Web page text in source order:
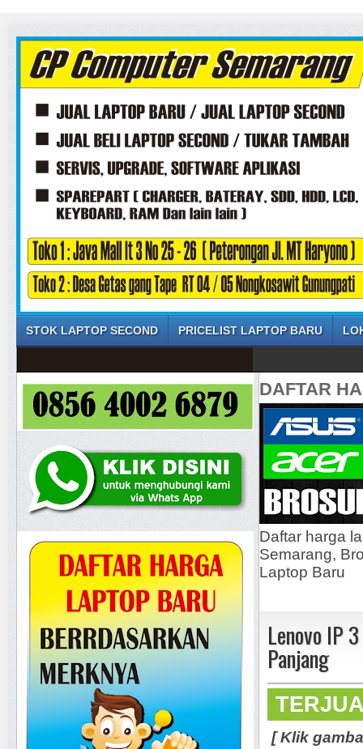
STOK LAPTOP SECOND PRICELIST LAPTOP BARU
DAFTAR
Daftar harga
Semarang,
Laptop Baru
Lenovo IP
Panjang
[ Klik